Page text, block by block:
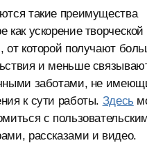
такие преимущества
как ускорение творческой
от которой получают
и меньше
заботами, не
к сути работы. Здесь
с
рассказами и видео.